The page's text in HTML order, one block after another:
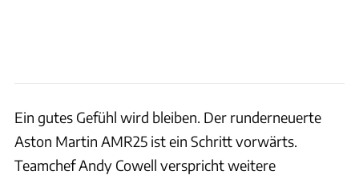
Ein gutes Gefühl wird bleiben. Der runderneuerte
Aston Martin AMR25 ist ein Schritt vorwärts.
Teamchef Andy Cowell verspricht weitere